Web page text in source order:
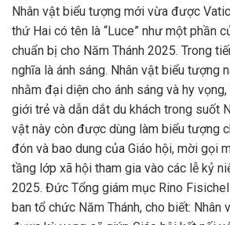
Nhân vật biểu tượng mới vừa được
thứ Hai có tên là “Luce” như một phần
chuẩn bị cho Năm Thánh 2025. Trong
nghĩa là ánh sáng. Nhân vật biểu tượng
nhằm đại diện cho ánh sáng và hy
giới trẻ và dẫn dắt du khách trong suốt
vật này còn được dùng làm biểu tượng
đón và bao dung của Giáo hội, mời gọi
tầng lớp xã hội tham gia vào các lễ kỷ
2025. Đức Tổng giám mục Rino
ban tổ chức Năm Thánh, cho biết: Nhân